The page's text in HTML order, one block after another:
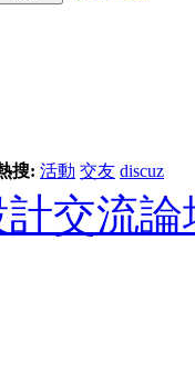
搜: 活動 交友 discuz
交流論